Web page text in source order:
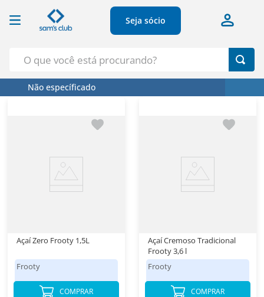
Seja sócio
Não específicado
Açaí Zero Frooty 1,5L
Frooty
COMPRAR
Açaí Cremoso Tradicional
Frooty 3,6 l
Frooty
COMPRAR
Termos Mais Buscados
Azeite
Papel Higienico